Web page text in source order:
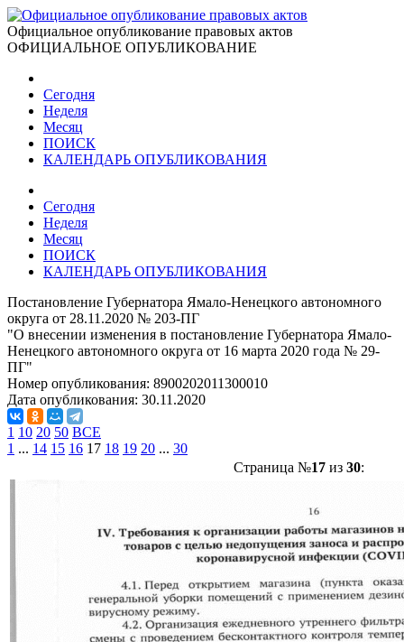
Официальное опубликование правовых актов
ОФИЦИАЛЬНОЕ ОПУБЛИКОВАНИЕ
Сегодня
Неделя
Месяц
ПОИСК
КАЛЕНДАРЬ ОПУБЛИКОВАНИЯ
Сегодня
Неделя
Месяц
ПОИСК
КАЛЕНДАРЬ ОПУБЛИКОВАНИЯ
Постановление Губернатора Ямало-Ненецкого автономного
округа от 28.11.2020 № 203-ПГ
"О внесении изменения в постановление Губернатора Ямало-
Ненецкого автономного округа от 16 марта 2020 года № 29-
ПГ"
Номер опубликования: 8900202011300010
Дата опубликования: 30.11.2020
1 10 20 50 ВСЕ
1 ... 14 15 16 17 18 19 20 ... 30
Страница №17из 30: